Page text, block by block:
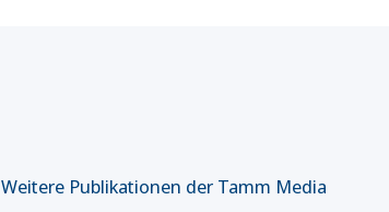
Weitere Publikationen der Tamm Media